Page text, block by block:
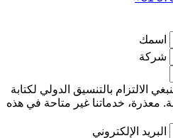
اسمك
شركة
الالتزام بالتنسيق الدولي لكتابة
معذرة، خدماتنا غير متاحة في هذه
البريد الإلكتروني